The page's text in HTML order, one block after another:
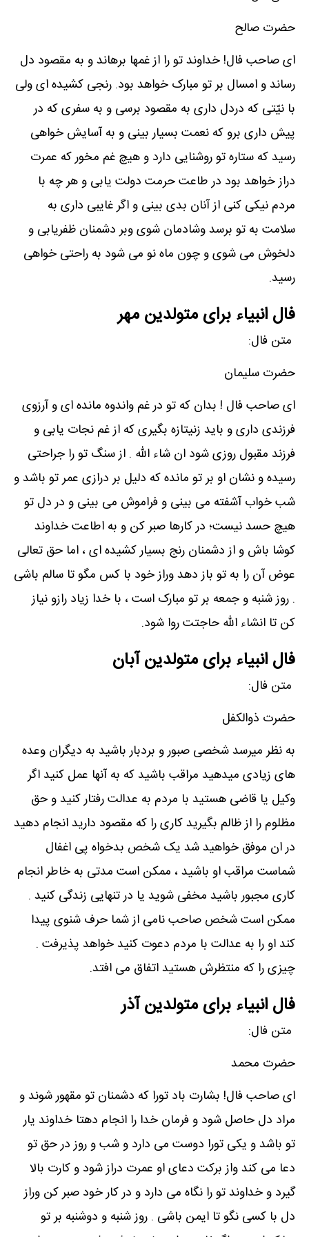
حضرت صالح
ای صاحب فال! خداوند تو را از غمها برهاند و به مقصود دل
رساند و امسال بر تو مبارک خواهد بود. رنجی کشیده ای ولی
با نیّتی که دردل داری به مقصود برسی و به سفری که در
پیش داری برو که نعمت بسیار بینی و به آسایش خواهی
رسید که ستاره تو روشنایی دارد و هیچ غم مخور که عمرت
دراز خواهد بود در طاعت حرمت دولت یابی و هر چه با
مردم نیکی کنی از آنان بدی بینی و اگر غایبی داری به
سلامت به تو برسد وشادمان شوی وبر دشمنان ظفریابی و
دلخوش می شوی و چون ماه نو می شود به راحتی خواهی
رسید.
فال انبیاء برای متولدین مهر
متن فال:
حضرت سلیمان
ای صاحب فال ! بدان که تو در غم واندوه مانده ای و آرزوی
فرزندی داری و باید زنیتازه بگیری که از غم نجات یابی و
فرزند مقبول روزی شود ان شاء الله . از سنگ تو را جراحتی
رسیده و نشان او بر تو مانده که دلیل بر درازی عمر تو باشد و
شب خواب آشفته می بینی و فراموش می بینی و در دل تو
هیچ حسد نیست؛ در کارها صبر کن و به اطاعت خداوند
کوشا باش و از دشمنان رنج بسیار کشیده ای ، اما حق تعالی
عوض آن را به تو باز دهد وراز خود با کس مگو تا سالم باشی
. روز شنبه و جمعه بر تو مبارک است ، با خدا زیاد رازو نیاز
کن تا انشاء الله حاجتت روا شود.
فال انبیاء برای متولدین آبان
متن فال:
حضرت ذوالکفل
به نظر میرسد شخصی صبور و بردبار باشید به دیگران وعده
های زیادی میدهید مراقب باشید که به آنها عمل کنید اگر
وکیل یا قاضی هستید با مردم به عدالت رفتار کنید و حق
مظلوم را از ظالم بگیرید کاری را که مقصود دارید انجام دهید
در ان موفق خواهید شد یک شخص بدخواه پی اغفال
شماست مراقب او باشید ، ممکن است مدتی به خاطر انجام
کاری مجبور باشید مخفی شوید یا در تنهایی زندگی کنید .
ممکن است شخص صاحب نامی از شما حرف شنوی پیدا
کند او را به عدالت با مردم دعوت کنید خواهد پذیرفت .
چیزی را که منتظرش هستید اتفاق می افتد.
فال انبیاء برای متولدین آذر
متن فال:
حضرت محمد
ای صاحب فال! بشارت باد تورا که دشمنان تو مقهور شوند و
مراد دل حاصل شود و فرمان خدا را انجام دهتا خداوند یار
تو باشد و یکی تورا دوست می دارد و شب و روز در حق تو
دعا می کند واز برکت دعای او عمرت دراز شود و کارت بالا
گیرد و خداوند تو را نگاه می دارد و در کار خود صبر کن وراز
دل با کسی نگو تا ایمن باشی . روز شنبه و دوشنبه بر تو